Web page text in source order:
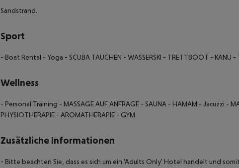
Sandstrand.
Sport
- Boat Rental - Yoga - SCUBA TAUCHEN - WASSERSKI - TRETTBOOT - KANU -
Wellness
- Personal Training - MASSAGE AUF ANFRAGE - SAUNA - HAMAM - Jacuzzi -
PHYSIOTHERAPIE - AROMATHERAPIE - GYM
Zusätzliche Informationen
- Bitte beachten Sie, dass es sich um ein 'Adults Only' Hotel handelt und